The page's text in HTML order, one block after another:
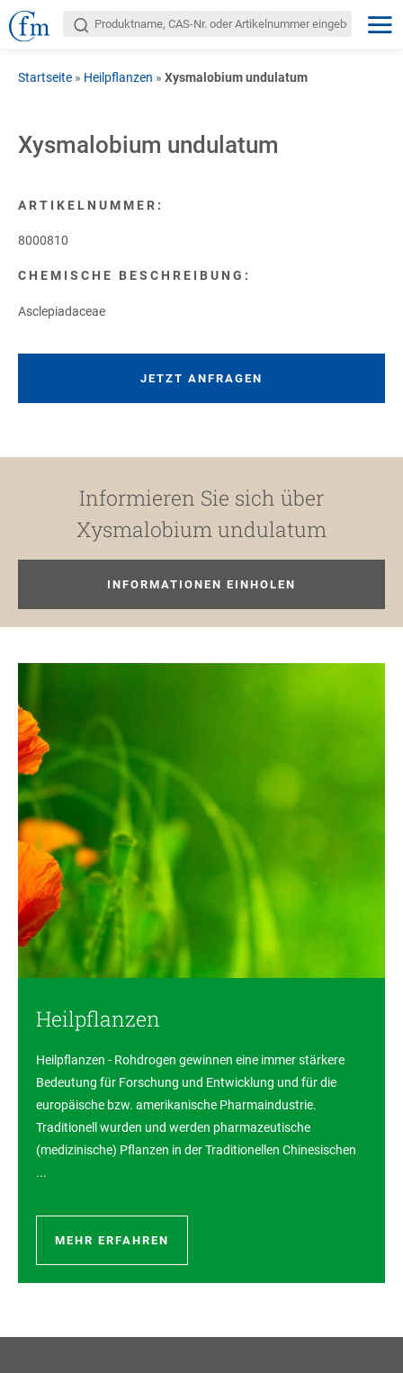
Startseite » Heilpflanzen » Xysmalobium undulatum
Xysmalobium undulatum
ARTIKELNUMMER:
8000810
CHEMISCHE BESCHREIBUNG:
Asclepiadaceae
JETZT ANFRAGEN
Informieren Sie sich über
Xysmalobium undulatum
INFORMATIONEN EINHOLEN
Heilpflanzen
Heilpflanzen - Rohdrogen gewinnen eine immer stärkere
Bedeutung für Forschung und Entwicklung und für die
europäische bzw. amerikanische Pharmaindustrie.
Traditionell wurden und werden pharmazeutische
(medizinische) Pflanzen in der Traditionellen Chinesischen
...
MEHR ERFAHREN